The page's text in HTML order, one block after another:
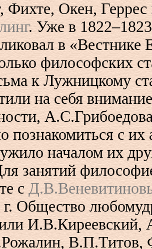
Фихте, Окен, Геррес
. Уже в
в «Вестнике
философских
к Лужницкому
на себя
познакомиться с их
началом их
с
г. Общество
В.П.Титов,